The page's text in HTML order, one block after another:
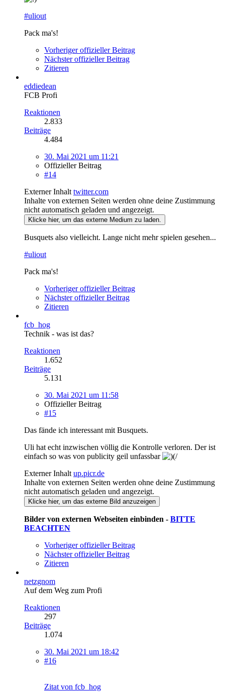
#uliout
Pack ma's!
Vorheriger offizieller Beitrag
Nächster offizieller Beitrag
Zitieren
eddiedean
FCB Profi
Reaktionen
2.833
Beiträge
4.484
30. Mai 2021 um 11:21
Offizieller Beitrag
#14
Externer Inhalt twitter.com
Inhalte von externen Seiten werden ohne deine Zustimmung
nicht automatisch geladen und angezeigt.
Klicke hier, um das externe Medium zu laden.
Busquets also vielleicht. Lange nicht mehr spielen gesehen...
#uliout
Pack ma's!
Vorheriger offizieller Beitrag
Nächster offizieller Beitrag
Zitieren
fcb_hog
Technik - was ist das?
Reaktionen
1.652
Beiträge
5.131
30. Mai 2021 um 11:58
Offizieller Beitrag
#15
Das fände ich interessant mit Busquets.
Uli hat echt inzwischen völlig die Kontrolle verloren. Der ist
einfach so was von publicity geil unfassbar
Externer Inhalt up.picr.de
Inhalte von externen Seiten werden ohne deine Zustimmung
nicht automatisch geladen und angezeigt.
Klicke hier, um das externe Bild anzuzeigen
Bilder von externen Webseiten einbinden - BITTE
BEACHTEN
Vorheriger offizieller Beitrag
Nächster offizieller Beitrag
Zitieren
netzgnom
Auf dem Weg zum Profi
Reaktionen
297
Beiträge
1.074
30. Mai 2021 um 18:42
#16
Zitat von fcb_hog